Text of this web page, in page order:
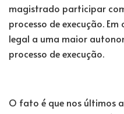
magistrado participar
processo de execução.
legal a uma maior
processo de execução.
O fato é que nos últimos